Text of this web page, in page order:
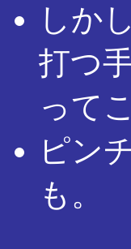
しか
打つ
って
ピン
も。